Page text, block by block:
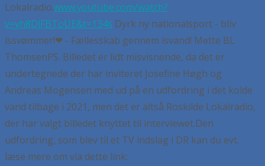
Lokalradio.www.youtube.com/watch?
v=yh8DlFBToUE&t=134s Dyrk ny nationalsport - bliv
issvømmer!❤ - Fællesskab gennem isvand! Mette BL
ThomsenPS. Billedet er lidt misvisnende, da det er
undertegnede der har inviteret Josefine Høgh og
Andreas Mogensen med ud på en udfordring i det kolde
vand tilbage i 2021, men det er altså Roskilde Lokalradio,
der har valgt billedet knyttet til interviewet.Den
udfordring, som blev til et TV indslag i DR kan du evt.
læse mere om via dette link: